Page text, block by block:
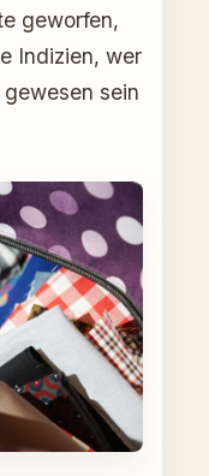
geworfen,
Indizien, wer
gewesen sein